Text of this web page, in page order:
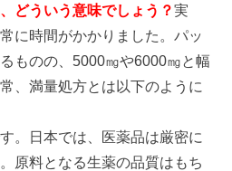
どういう意味でしょう？実
に時間がかかりました。パッ
ものの、5000㎎や6000㎎と幅
、満量処方とは以下のように
。日本では、医薬品は厳密に
原料となる生薬の品質はもち